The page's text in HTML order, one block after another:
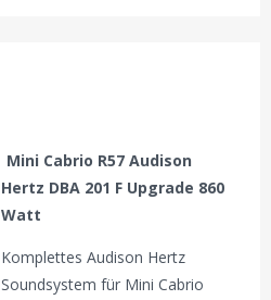
Mini Cabrio R57 Audison
Hertz DBA 201 F Upgrade 860
Watt
Komplettes Audison Hertz
Soundsystem für Mini Cabrio